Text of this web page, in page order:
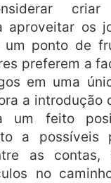
aproveitar os
ponto de
preferem a
em uma
a introdução
um feito
a possíveis
as contas,
no